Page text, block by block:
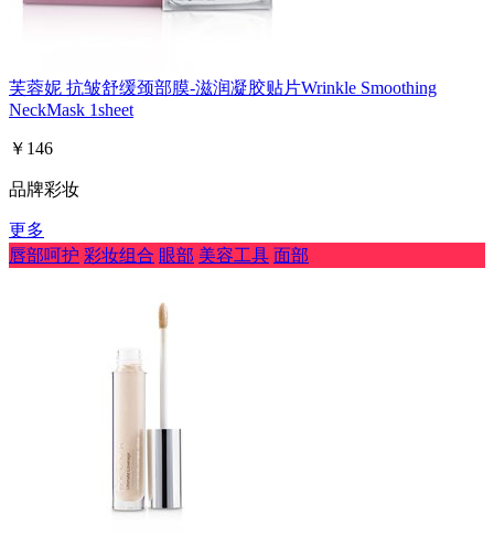
芙蓉妮 抗皱舒缓颈部膜-滋润凝胶贴片Wrinkle Smoothing
NeckMask 1sheet
￥146
品牌彩妆
更多
唇部呵护 彩妆组合 眼部 美容工具 面部